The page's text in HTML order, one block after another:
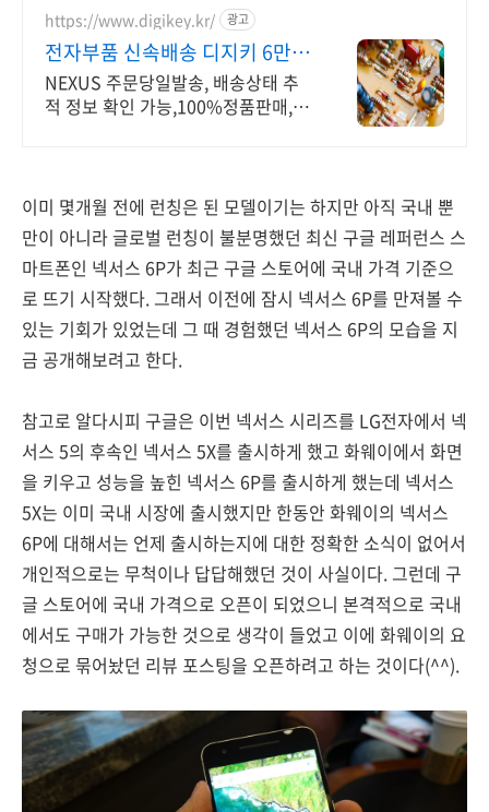
https://www.digikey.kr/ 광고
전자부품 신속배송 디지키 6만원
이상 무료배송,당일발송
NEXUS 주문당일발송, 배송상태 추
적 정보 확인 가능,100%정품판매,초
이미 몇개월 전에 런칭은 된 모델이기는 하지만 아직 국내 뿐
만이 아니라 글로벌 런칭이 불분명했던 최신 구글 레퍼런스 스
마트폰인 넥서스 6P가 최근 구글 스토어에 국내 가격 기준으
로 뜨기 시작했다. 그래서 이전에 잠시 넥서스 6P를 만져볼 수
있는 기회가 있었는데 그 때 경험했던 넥서스 6P의 모습을 지
금 공개해보려고 한다.
참고로 알다시피 구글은 이번 넥서스 시리즈를 LG전자에서 넥
서스 5의 후속인 넥서스 5X를 출시하게 했고 화웨이에서 화면
을 키우고 성능을 높힌 넥서스 6P를 출시하게 했는데 넥서스
5X는 이미 국내 시장에 출시했지만 한동안 화웨이의 넥서스
6P에 대해서는 언제 출시하는지에 대한 정확한 소식이 없어서
개인적으로는 무척이나 답답해했던 것이 사실이다. 그런데 구
글 스토어에 국내 가격으로 오픈이 되었으니 본격적으로 국내
에서도 구매가 가능한 것으로 생각이 들었고 이에 화웨이의 요
청으로 묶어놨던 리뷰 포스팅을 오픈하려고 하는 것이다(^^).